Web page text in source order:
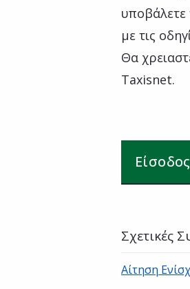
υποβάλετε
με τις
Θα
Taxisnet.
Σχετικές
Αίτηση